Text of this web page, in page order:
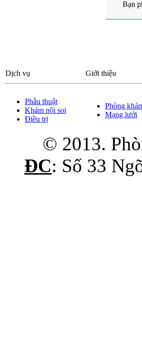
Bạn
Dịch vụ Giới thiệu
Phẫu thuật
Khám nội soi
Điều trị
Phòng
Mạng lưới
© 2013.
ĐC: Số 33